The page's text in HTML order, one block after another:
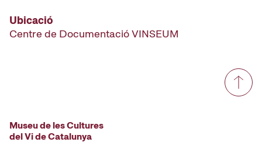
Ubicació
Centre de Documentació VINSEUM
Museu de les Cultures
del Vi de Catalunya